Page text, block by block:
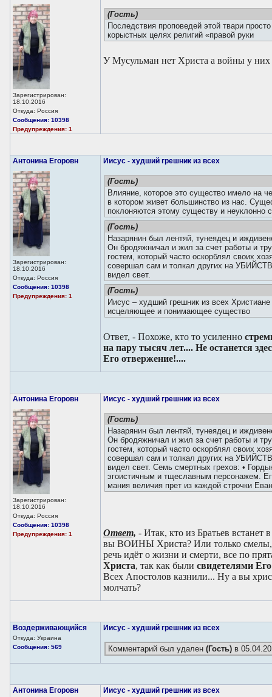
Зарегистрирован:
18.10.2016
Откуда: Россия
Сообщения: 10398
Предупреждения: 1
(Гость)
Последствия проповедей этой твари
корыстных целях религий «правой руки
У Мусульман нет Христа а войны у них
Антонина Егоровн
Зарегистрирован:
18.10.2016
Откуда: Россия
Сообщения: 10398
Предупреждения: 1
Иисус - худший грешник из всех
(Гость)
Влияние, которое это существо имело на
в котором живет большинство из нас.
поклоняются этому существу и неуклонно
(Гость)
Назарянин был лентяй, тунеядец и
Он бродяжничал и жил за счет работы и
гостем, который часто оскорблял своих
совершал сам и толкал других на
видел свет.
(Гость)
Иисус – худший грешник из всех
исцеляющее и понимающее существо
Ответ, - Похоже, кто то усиленно
на пару тысяч лет.... Не останется
Его отвержение!....
Антонина Егоровн
Зарегистрирован:
18.10.2016
Откуда: Россия
Сообщения: 10398
Предупреждения: 1
Иисус - худший грешник из всех
(Гость)
Назарянин был лентяй, тунеядец и
Он бродяжничал и жил за счет работы и
гостем, который часто оскорблял своих
совершал сам и толкал других на
видел свет. Семь смертных грехов: •
эгоистичным и тщеславным персонажем.
мания величия прет из каждой строчки
Ответ, - Итак, кто из Братьев
вы ВОИНЫ Христа? Или только
речь идёт о жизни и смерти, все по
Христа, так как были свидетелями
Всех Апостолов казнили... Ну а вы
молчать?
Воздерживающийся
Откуда: Украина
Сообщения: 569
Иисус - худший грешник из всех
Комментарий был удален (Гость) в
Антонина Егоровн Иисус - худший грешник из всех